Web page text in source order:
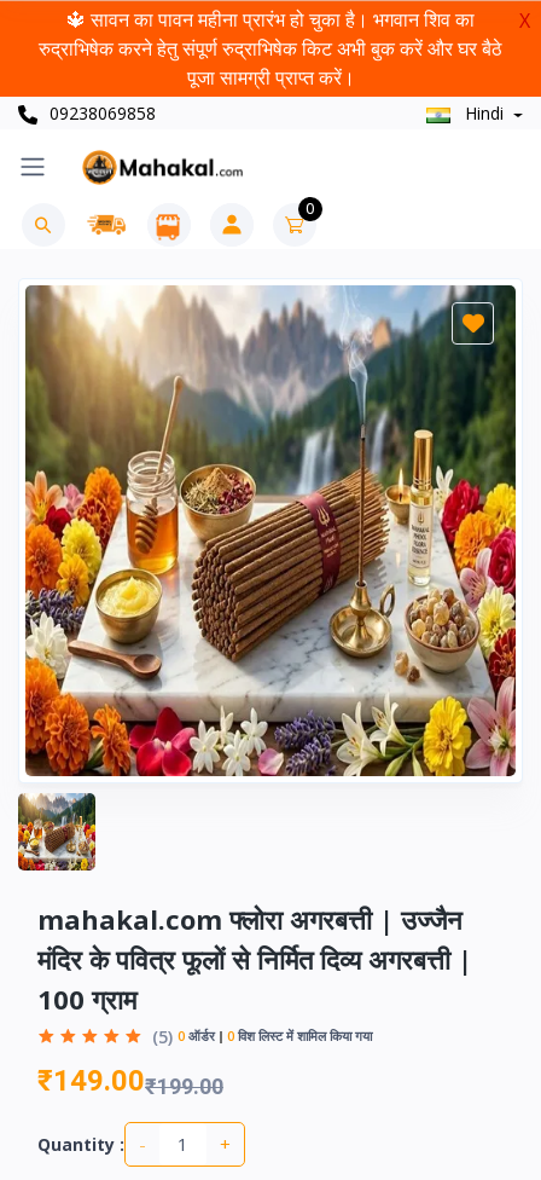
🔱 सावन का पावन महीना प्रारंभ हो चुका है। भगवान शिव का
रुद्राभिषेक करने हेतु संपूर्ण रुद्राभिषेक किट अभी बुक करें और घर बैठे
पूजा सामग्री प्राप्त करें।
X
09238069858 Hindi
0
mahakal.com फ्लोरा अगरबत्ती | उज्जैन
मंदिर के पवित्र फूलों से निर्मित दिव्य अगरबत्ती |
100 ग्राम
(5) 0 ऑर्डर 0 विश लिस्ट में शामिल किया गया
₹149.00₹199.00
Quantity : - +